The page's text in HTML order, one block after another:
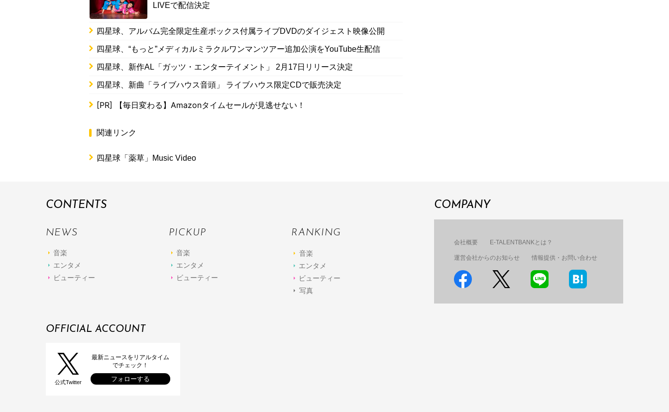
LIVEで配信決定
四星球、アルバム完全限定生産ボックス付属ライブDVDのダイジェスト映像公開
四星球、“もっと”メディカルミラクルワンマンツアー追加公演をYouTube生配信
四星球、新作AL「ガッツ・エンターテイメント」 2月17日リリース決定
四星球、新曲「ライブハウス音頭」 ライブハウス限定CDで販売決定
[PR] 【毎日変わる】Amazonタイムセールが見逃せない！
関連リンク
四星球「薬草」Music Video
CONTENTS
NEWS
音楽
エンタメ
ビューティー
PICKUP
音楽
エンタメ
ビューティー
RANKING
音楽
エンタメ
ビューティー
写真
COMPANY
会社概要 E-TALENTBANKとは？
運営会社からのお知らせ 情報提供・お問い合わせ
OFFICIAL ACCOUNT
公式Twitter
最新ニュースをリアルタイム
でチェック！
フォローする